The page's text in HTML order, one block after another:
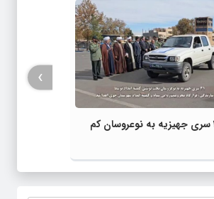
اهدا ۳۱ سری جهیزیه به نوعروسان کم
›